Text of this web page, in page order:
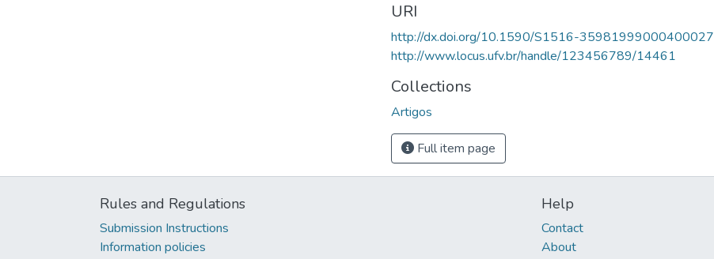
URI
http://dx.doi.org/10.1590/S1516-35981999000400027
http://www.locus.ufv.br/handle/123456789/14461
Collections
Artigos
Full item page
Rules and Regulations
Submission Instructions
Information policies
Help
Contact
About